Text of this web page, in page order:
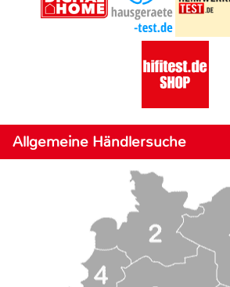
Allgemeine Händlersuche